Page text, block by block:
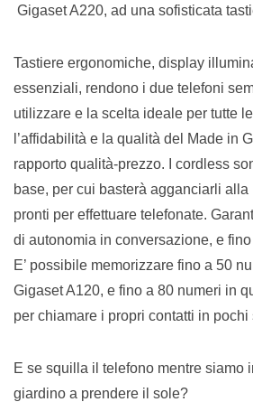
Gigaset A220, ad una sofisticata
Tastiere ergonomiche, display
essenziali, rendono i due telefoni
utilizzare e la scelta ideale per tutte
l’affidabilità e la qualità del Made in
rapporto qualità-prezzo. I cordless
base, per cui basterà agganciarli
pronti per effettuare telefonate.
di autonomia in conversazione, e
E’ possibile memorizzare fino a 50
Gigaset A120, e fino a 80 numeri in
per chiamare i propri contatti in pochi
E se squilla il telefono mentre siamo
giardino a prendere il sole?